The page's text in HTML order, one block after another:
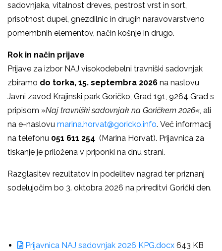
sadovnjaka, vitalnost dreves, pestrost vrst in sort,
prisotnost dupel, gnezdilnic in drugih naravovarstveno
pomembnih elementov, način košnje in drugo.
Rok in način prijave
Prijave za izbor NAJ visokodebelni travniški sadovnjak
zbiramo do torka, 15. septembra 2026 na naslovu
Javni zavod Krajinski park Goričko, Grad 191, 9264 Grad s
pripisom »Naj travniški sadovnjak na Goričkem 2026«, ali
na e-naslovu marina.horvat@goricko.info. Več informacij
na telefonu 051 611 254 (Marina Horvat). Prijavnica za
tiskanje je priložena v priponki na dnu strani.
Razglasitev rezultatov in podelitev nagrad ter priznanj
sodelujočim bo 3. oktobra 2026 na prireditvi Gorički den.
Prijavnica NAJ sadovnjak 2026 KPG.docx 643 KB